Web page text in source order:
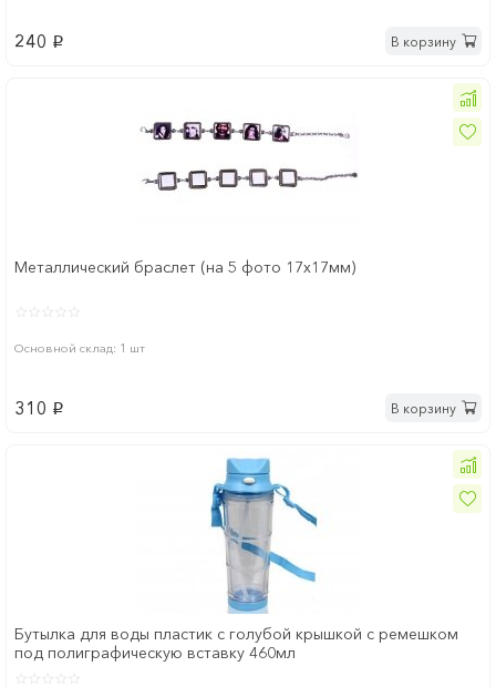
240 p В корзину
Металлический браслет (на 5 фото 17х17мм)
Основной склад: 1 шт
310 p В корзину
Бутылка для воды пластик с голубой крышкой с ремешком
под полиграфическую вставку 460мл